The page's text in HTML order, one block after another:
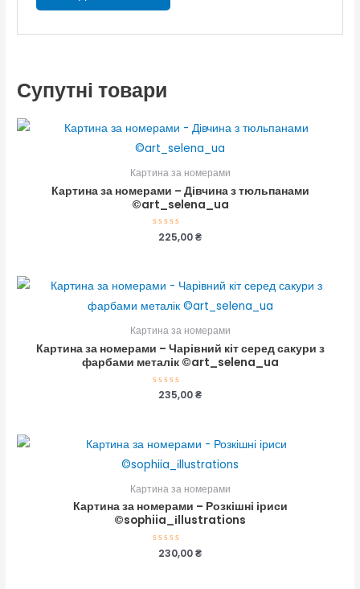
Супутні товари
Картина за номерами
Картина за номерами – Дівчина з тюльпанами
©art_selena_ua
Оцінено
225,00₴
Картина за номерами
Картина за номерами – Чарівний кіт серед сакури з
фарбами металік ©art_selena_ua
Оцінено
235,00₴
Картина за номерами
Картина за номерами – Розкішні іриси
©sophiia_іllustrations
Оцінено
230,00₴